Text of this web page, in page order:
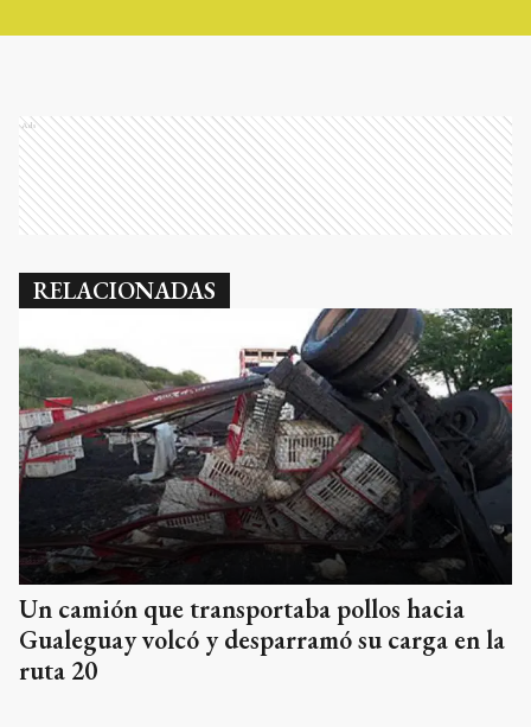
Ads
RELACIONADAS
Un camión que transportaba pollos hacia
Gualeguay volcó y desparramó su carga en la
ruta 20